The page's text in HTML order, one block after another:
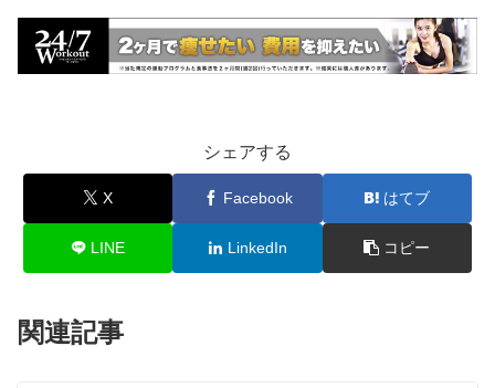
シェアする
X Facebook はてブ
LINE LinkedIn コピー
関連記事